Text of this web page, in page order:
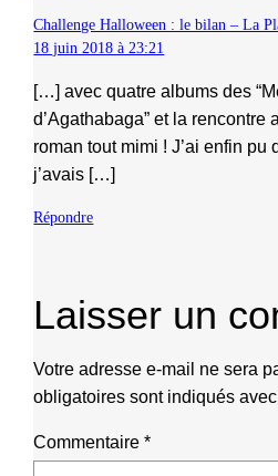
Challenge Halloween : le bilan – La
18 juin 2018 à 23:21
[…] avec quatre albums des
d’Agathabaga” et la rencontre
roman tout mimi ! J’ai enfin pu
j’avais […]
Répondre
Laisser un
Votre adresse e-mail ne sera
obligatoires sont indiqués
Commentaire*